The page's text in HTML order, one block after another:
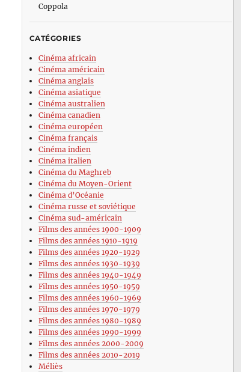
Coppola
CATÉGORIES
Cinéma africain
Cinéma américain
Cinéma anglais
Cinéma asiatique
Cinéma australien
Cinéma canadien
Cinéma européen
Cinéma français
Cinéma indien
Cinéma italien
Cinéma du Maghreb
Cinéma du Moyen-Orient
Cinéma d’Océanie
Cinéma russe et soviétique
Cinéma sud-américain
Films des années 1900-1909
Films des années 1910-1919
Films des années 1920-1929
Films des années 1930-1939
Films des années 1940-1949
Films des années 1950-1959
Films des années 1960-1969
Films des années 1970-1979
Films des années 1980-1989
Films des années 1990-1999
Films des années 2000-2009
Films des années 2010-2019
Méliès